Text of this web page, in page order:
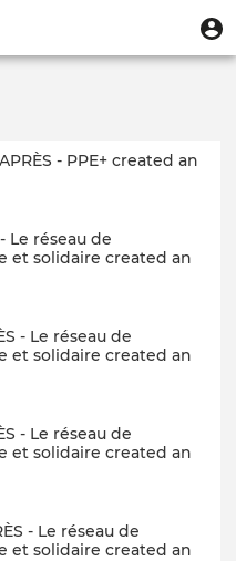
contenu
- PPE+ created an
Le réseau de
et solidaire created an
- Le réseau de
et solidaire created an
- Le réseau de
et solidaire created an
- Le réseau de
et solidaire created an